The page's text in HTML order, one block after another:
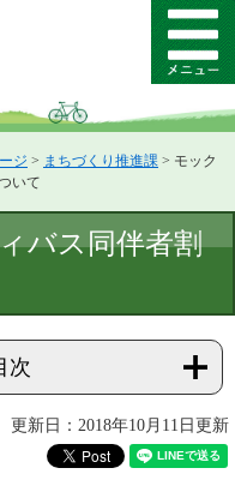
メ
ニ
ー
ジ > まちづくり推進課 > モック
いて
バス同伴者割
次
更新日：2018年10月11日更新